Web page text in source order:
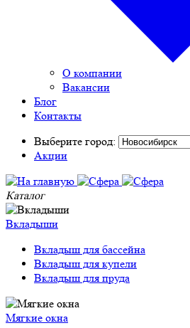
О компании
Вакансии
Блог
Контакты
Выберите город:
Акции
Каталог
Вкладыши
Вкладыш для бассейна
Вкладыш для купели
Вкладыш для пруда
Мягкие окна